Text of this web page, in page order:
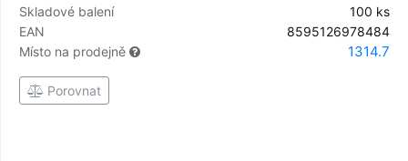
Skladové balení
100 ks
EAN
8595126978484
Místo na prodejně
1314.7
Porovnat